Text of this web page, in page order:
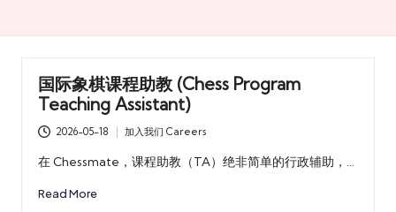
e
国
际
象
棋
俱
国际象棋课程助教 (Chess Program
Teaching Assistant)
2026-05-18
Posted
in
加入我们 Careers
在 Chessmate，课程助教（TA）绝非简单的行政辅助，…
Read More